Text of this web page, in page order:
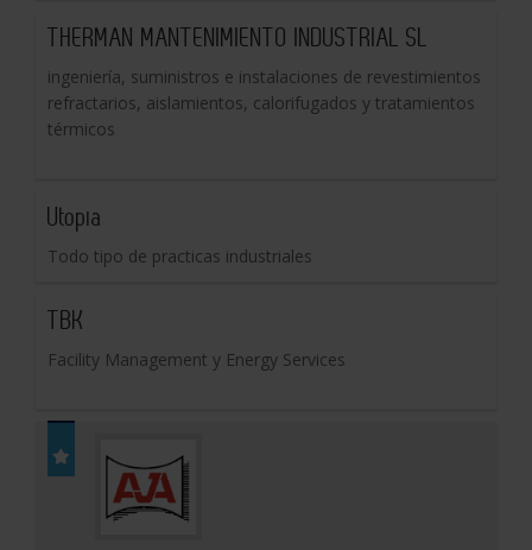
THERMAN MANTENIMIENTO INDUSTRIAL SL
ingeniería, suministros e instalaciones de revestimientos
refractarios, aislamientos, calorifugados y tratamientos
térmicos
Utopia
Todo tipo de practicas industriales
TBK
Facility Management y Energy Services